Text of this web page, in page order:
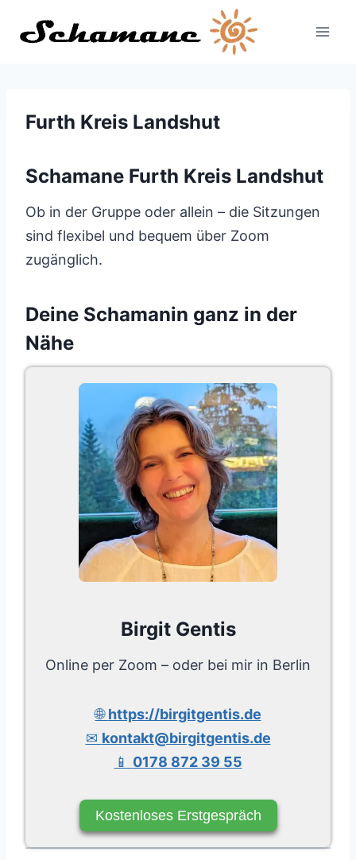
Inhalt
Furth Kreis Landshut
Schamane Furth Kreis Landshut
Ob in der Gruppe oder allein – die Sitzungen
sind flexibel und bequem über Zoom
zugänglich.
Deine Schamanin ganz in der
Nähe
Birgit Gentis
Online per Zoom – oder bei mir in Berlin
🌐https://birgitgentis.de
✉ kontakt@birgitgentis.de
📱 0178 872 39 55
Kostenloses Erstgespräch